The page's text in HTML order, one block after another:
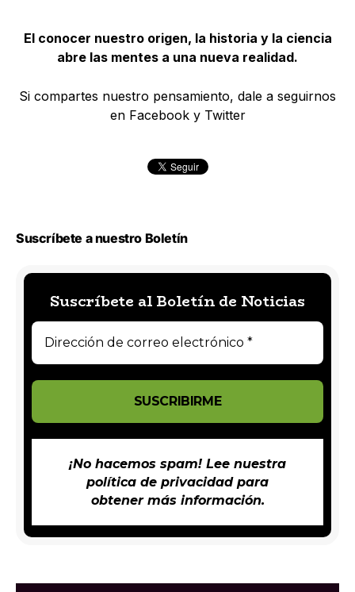
El conocer nuestro origen, la historia y la ciencia
abre las mentes a una nueva realidad.
Si compartes nuestro pensamiento, dale a seguirnos
en Facebook y Twitter
Suscríbete a nuestro Boletín
Suscríbete al Boletín de Noticias
¡No hacemos spam! Lee nuestra
política de privacidadpara
obtener más información.